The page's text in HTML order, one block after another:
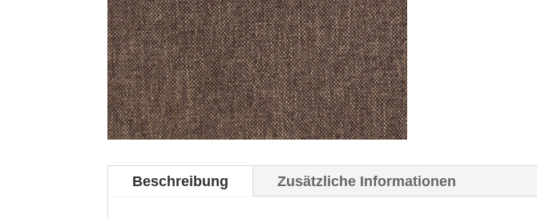
Beschreibung Zusätzliche Informationen